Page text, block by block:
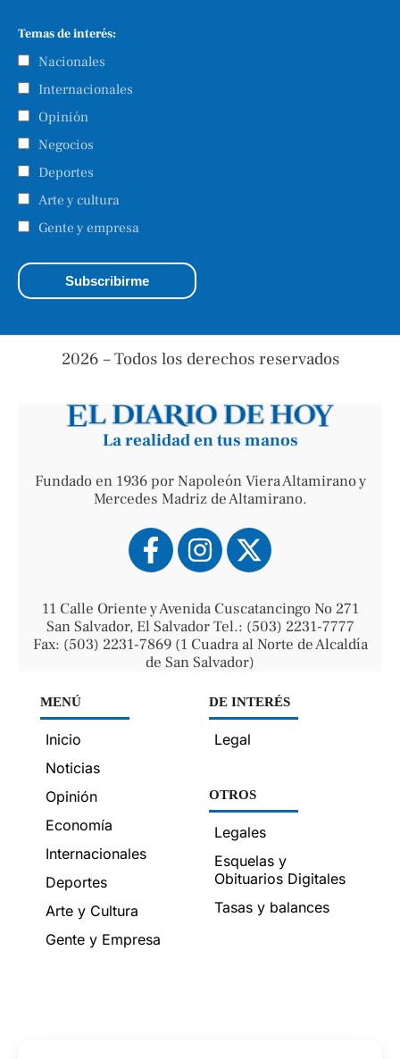
Temas de interés:
Nacionales
Internacionales
Opinión
Negocios
Deportes
Arte y cultura
Gente y empresa
2026 – Todos los derechos reservados
La realidad en tus manos
Fundado en 1936 por Napoleón Viera Altamirano y
Mercedes Madriz de Altamirano.
11 Calle Oriente y Avenida Cuscatancingo No 271
San Salvador, El Salvador Tel.: (503) 2231-7777
Fax: (503) 2231-7869 (1 Cuadra al Norte de Alcaldía
de San Salvador)
MENÚ
Inicio
Noticias
Opinión
Economía
Internacionales
Deportes
Arte y Cultura
Gente y Empresa
DE INTERÉS
Legal
OTROS
Legales
Esquelas y
Obituarios Digitales
Tasas y balances